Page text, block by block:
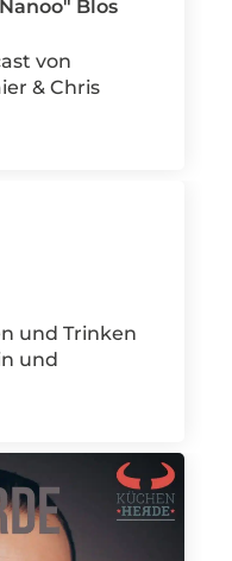
Blos
von
& Chris
und Trinken
und